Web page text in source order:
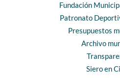
Fundación
Patronato
Presupuestos
Archivo
Siero en